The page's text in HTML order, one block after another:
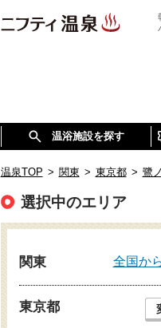
温浴施設を探す
温泉TOP > 関東 > 東京都 > 鷺
選択中のエリア
関東 全国か
東京都